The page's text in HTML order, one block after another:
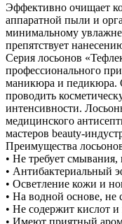
Эффективно очищает
аппаратной пыли и
минимальному
препятствует
Серия лосьонов
профессионального
маникюра и педикюра.
проводить
интенсивности.
медицинского
мастеров beauty-
Преимущества
• Не требует смывания,
• Антибактериальный
• Осветление кожи и
• На водной основе, не
• Не содержит кислот
• Имеют приятный